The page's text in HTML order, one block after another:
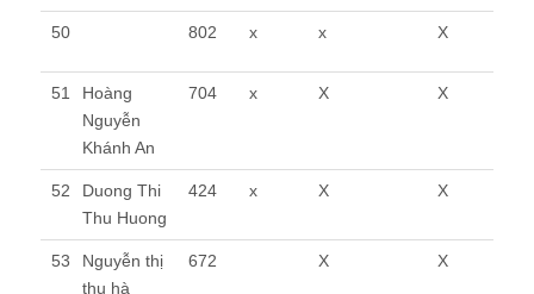
50 802 x x X
51
Hoàng
Nguyễn
Khánh An
704 x X X
52
Duong Thi
Thu Huong
424 x X X
53
Nguyễn thị
thu hà
672 X X